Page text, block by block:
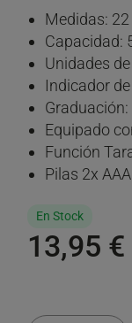
Medidas:
Capacidad:
Unidades
Indicador
Graduación:
Equipado
Función
Pilas 2x
En Stock
13,95 €